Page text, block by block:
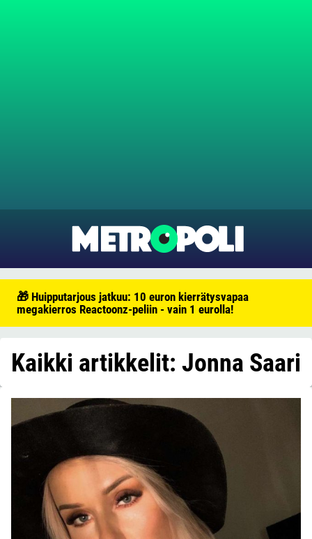
🎁 Huipputarjous jatkuu: 10 euron kierrätysvapaa
megakierros Reactoonz-peliin - vain 1 eurolla!
Kaikki artikkelit: Jonna Saari